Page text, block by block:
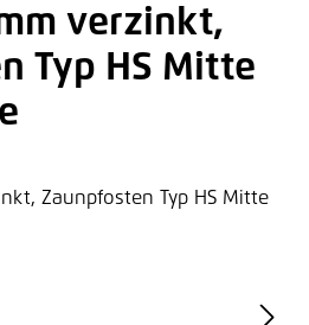
verzinkt,
Typ HS Mitte